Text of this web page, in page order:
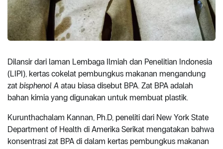
Dilansir dari laman Lembaga Ilmiah dan Penelitian Indonesia
(LIPI), kertas cokelat pembungkus makanan mengandung
zat bisphenol A atau biasa disebut BPA. Zat BPA adalah
bahan kimia yang digunakan untuk membuat plastik.
Kurunthachalam Kannan, Ph.D, peneliti dari New York State
Department of Health di Amerika Serikat mengatakan bahwa
konsentrasi zat BPA di dalam kertas pembungkus makanan